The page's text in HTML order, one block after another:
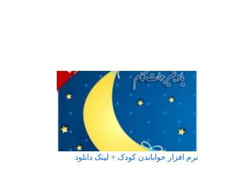
نرم افزار خواباندن کودک + لینک دانلود